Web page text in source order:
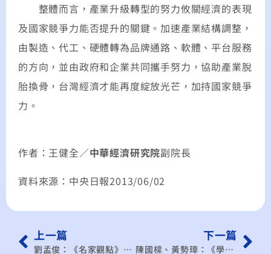
整體而言，產業升級轉型的努力攸關經濟的表現
及國家競爭力能否提升的關鍵。加速產業結構調整，
由製造、代工、硬體轉為品牌通路、軟體、平台服務
的方向，並由政府和企業共同攜手努力，協助產業脫
胎換骨，台灣經濟才能再度綻放光芒，加持國家競爭
力。
作者：王健全／中華經濟研究院副院長
資料來源：中央日報2013/06/02
上一篇
劉孟俊：《名家觀點》物價緩漲 並非不健康…
下一篇
陳國樑、黃勢璋：《學者觀點》不能再有減稅萬能的思維